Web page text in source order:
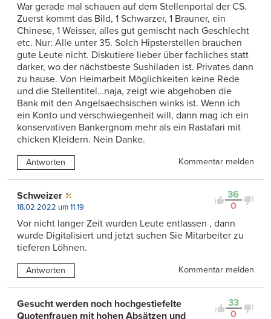
War gerade mal schauen auf dem Stellenportal der CS.
Zuerst kommt das Bild, 1 Schwarzer, 1 Brauner, ein
Chinese, 1 Weisser, alles gut gemischt nach Geschlecht
etc. Nur: Alle unter 35. Solch Hipsterstellen brauchen
gute Leute nicht. Diskutiere lieber über fachliches statt
darker, wo der nächstbeste Sushiladen ist. Privates dann
zu hause. Von Heimarbeit Möglichkeiten keine Rede
und die Stellentitel…naja, zeigt wie abgehoben die
Bank mit den Angelsaechsischen winks ist. Wenn ich
ein Konto und verschwiegenheit will, dann mag ich ein
konservativen Bankergnom mehr als ein Rastafari mit
chicken Kleidern. Nein Danke.
Antworten Kommentar melden
36
0
Schweizer
18.02.2022 um 11:19
Vor nicht langer Zeit wurden Leute entlassen , dann
wurde Digitalisiert und jetzt suchen Sie Mitarbeiter zu
tieferen Löhnen.
Antworten Kommentar melden
33
0
Gesucht werden noch hochgestiefelte
Quotenfrauen mit hohen Absätzen und